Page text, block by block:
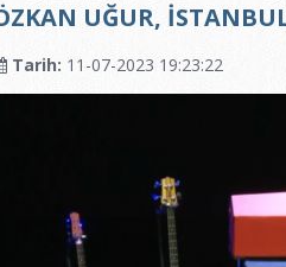
UĞUR,
Tarih: 11-07-2023 19:23:22